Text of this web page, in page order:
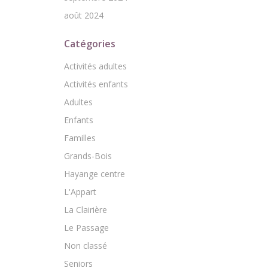
août 2024
Catégories
Activités adultes
Activités enfants
Adultes
Enfants
Familles
Grands-Bois
Hayange centre
L'Appart
La Clairière
Le Passage
Non classé
Seniors